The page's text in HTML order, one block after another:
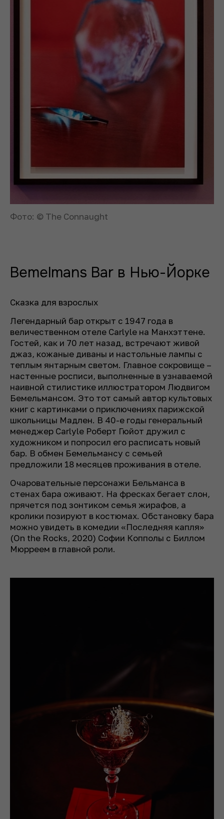
Фото: © The Connaught
Bemelmans Bar в Нью-Йорке
Сказка для взрослых
Легендарный бар открыт с 1947 года в
величественном отеле Carlyle на Манхэттене.
Гостей, как и 70 лет назад, встречают живой
джаз, кожаные диваны и настольные лампы с
теплым янтарным светом. Главное сокровище –
настенные росписи, выполненные в узнаваемой
наивной стилистике иллюстратором Людвигом
Бемельмансом. Это тот самый автор культовых
книг с картинками о приключениях парижской
школьницы Мадлен. В 40-е годы генеральный
менеджер Carlyle Роберт Гюйот дружил с
художником и попросил его расписать новый
бар. В обмен Бемельмансу с семьей
предложили 18 месяцев проживания в отеле.
Очаровательные персонажи Бельманса в
стенах бара оживают. На фресках бегает слон,
прячется под зонтиком семья жирафов, а
кролики позируют в костюмах. Обстановку бара
можно увидеть в комедии «Последняя капля»
(On the Rocks, 2020) Софии Копполы с Биллом
Мюрреем в главной роли.